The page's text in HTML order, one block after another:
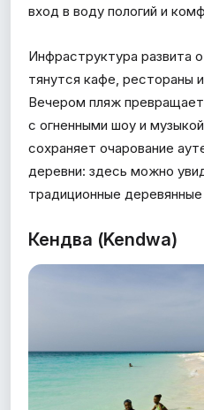
вход в воду пологий и
Инфраструктура развита
тянутся кафе, рестораны
Вечером пляж
с огненными шоу и
сохраняет очарование
деревни: здесь можно
традиционные
Кендва (Kendwa)